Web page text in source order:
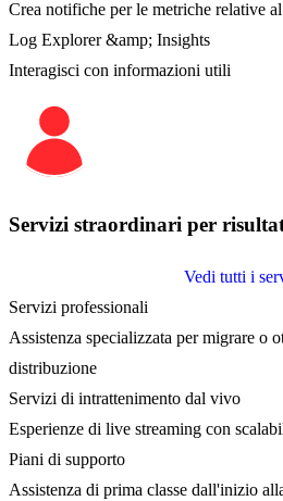
Crea notifiche per le metriche relative
Log Explorer &amp; Insights
Interagisci con informazioni utili
Servizi straordinari per
Vedi tutti i
Servizi professionali
Assistenza specializzata per migrare o
distribuzione
Servizi di intrattenimento dal vivo
Esperienze di live streaming con
Piani di supporto
Assistenza di prima classe dall'inizio